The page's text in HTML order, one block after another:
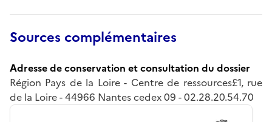
Sources complémentaires
Adresse de conservation et consultation du dossier
Région Pays de la Loire - Centre de ressources£1, rue
de la Loire - 44966 Nantes cedex 09 - 02.28.20.54.70